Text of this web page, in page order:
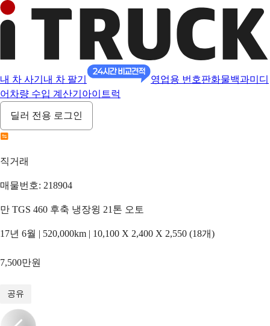
내 차 사기 내 차 팔기 영업용 번호판화물백과미디
어 차량 수입 계산기 아이트럭
딜러 전용 로그인
직거래
매물번호: 218904
만 TGS 460 후축 냉장윙 21톤 오토
17년 6월 | 520,000km | 10,100 X 2,400 X 2,550 (18개)
7,500만원
공유
/13